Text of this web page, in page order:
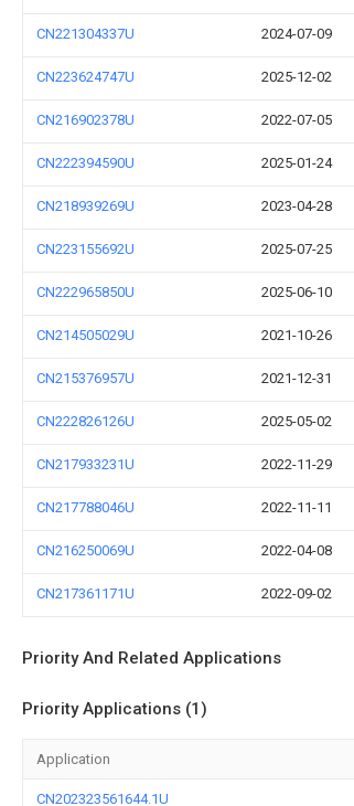
CN221304337U 2024-07-09
CN223624747U 2025-12-02
CN216902378U 2022-07-05
CN222394590U 2025-01-24
CN218939269U 2023-04-28
CN223155692U 2025-07-25
CN222965850U 2025-06-10
CN214505029U 2021-10-26
CN215376957U 2021-12-31
CN222826126U 2025-05-02
CN217933231U 2022-11-29
CN217788046U 2022-11-11
CN216250069U 2022-04-08
CN217361171U 2022-09-02
Priority And Related Applications
Priority Applications (1)
Application
CN202323561644.1U